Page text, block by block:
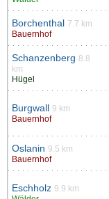
Borchenthal
7.7 km
Bauernhof
Schanzenberg 8.8
km
Hügel
Burgwall
9 km
Bauernhof
Oslanin 9.5 km
Bauernhof
Eschholz 9.9 km